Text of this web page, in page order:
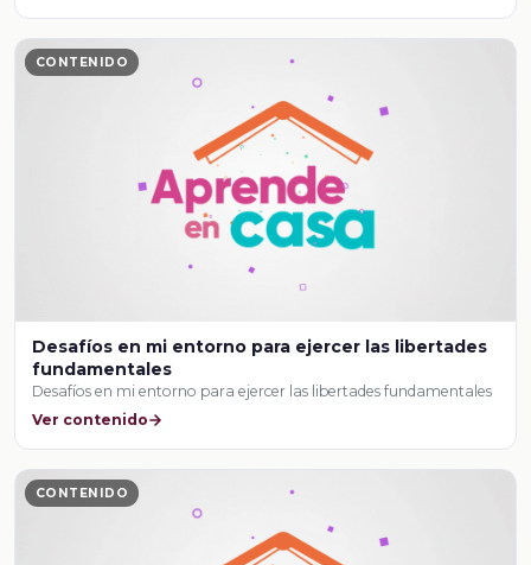
CONTENIDO
Desafíos en mi entorno para ejercer las libertades
fundamentales
Desafíos en mi entorno para ejercer las libertades fundamentales
Ver contenido
CONTENIDO